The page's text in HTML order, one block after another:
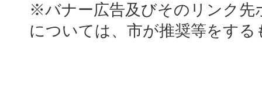
※バナー広告及びそのリンク先
については、市が推奨等をす